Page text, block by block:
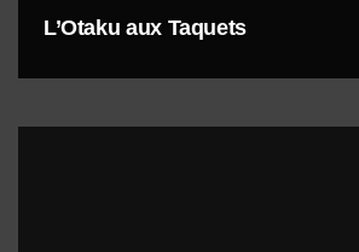
L’Otaku aux Taquets